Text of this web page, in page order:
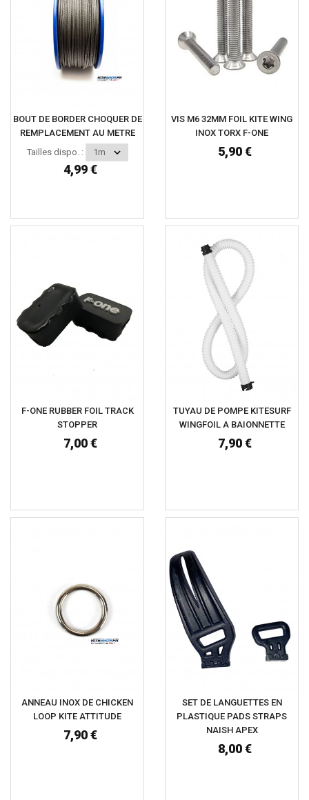
BOUT DE BORDER CHOQUER DE
REMPLACEMENT AU METRE
Tailles dispo. :
4,99 €
VIS M6 32MM FOIL KITE WING
INOX TORX F-ONE
5,90 €
F-ONE RUBBER FOIL TRACK
STOPPER
7,00 €
TUYAU DE POMPE KITESURF
WINGFOIL A BAIONNETTE
7,90 €
ANNEAU INOX DE CHICKEN
LOOP KITE ATTITUDE
7,90 €
SET DE LANGUETTES EN
PLASTIQUE PADS STRAPS
NAISH APEX
8,00 €